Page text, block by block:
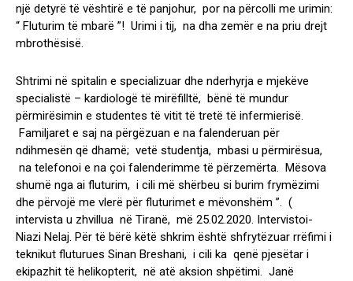
një detyrë të vështirë e të panjohur, por na përcolli me urimin:
“ Fluturim të mbarë ”! Urimi i tij, na dha zemër e na priu drejt
mbrothësisë.
Shtrimi në spitalin e specializuar dhe nderhyrja e mjekëve
specialistë – kardiologë të mirëfilltë, bënë të mundur
përmirësimin e studentes të vitit të tretë të infermierisë.
Familjaret e saj na përgëzuan e na falenderuan për
ndihmesën që dhamë; vetë studentja, mbasi u përmirësua,
na telefonoi e na çoi falenderimme të përzemërta. Mësova
shumë nga ai fluturim, i cili më shërbeu si burim frymëzimi
dhe përvojë me vlerë për fluturimet e mëvonshëm ”. (
intervista u zhvillua në Tiranë, më 25.02.2020. Intervistoi-
Niazi Nelaj. Për të bërë këtë shkrim është shfrytëzuar rrëfimi i
teknikut fluturues Sinan Breshani, i cili ka qenë pjesëtar i
ekipazhit të helikopterit, në atë aksion shpëtimi. Janë